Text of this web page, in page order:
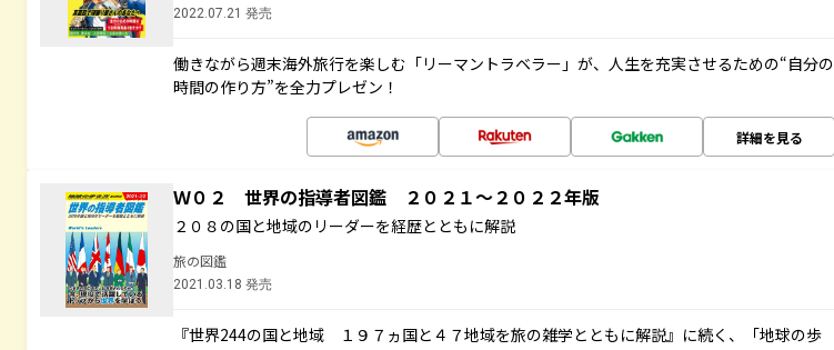
2022.07.21 発売
働きながら週末海外旅行を楽しむ「リーマントラベラー」が、人生を充実させるための“自分の
時間の作り方”を全力プレゼン！
詳細を見る
Ｗ０２ 世界の指導者図鑑 ２０２１～２０２２年版
２０８の国と地域のリーダーを経歴とともに解説
旅の図鑑
2021.03.18 発売
『世界244の国と地域 １９７ヵ国と４７地域を旅の雑学とともに解説』に続く、「地球の歩